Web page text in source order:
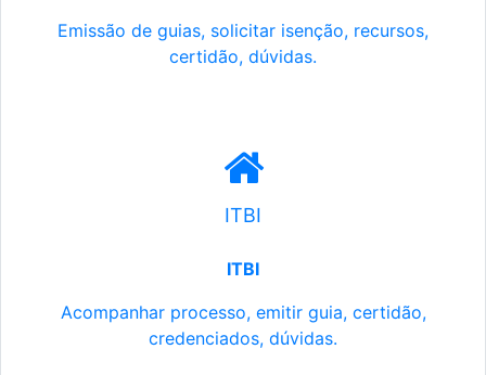
Emissão de guias, solicitar isenção, recursos,
certidão, dúvidas.
ITBI
ITBI
Acompanhar processo, emitir guia, certidão,
credenciados, dúvidas.